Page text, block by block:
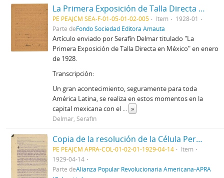
La Primera Exposición de Talla Directa en México por Serafín Delmar, 1928
PE PEAJCM SEA-F-01-05-01-02-005 Item
1928-01
Parte deFondo Sociedad Editora Amauta
Artículo enviado por Serafín Delmar titulado "La
Primera Exposición de Talla Directa en México" en enero
de 1928.
Transcripción:
Un gran acontecimiento, seguramente para toda
América Latina, se realiza en estos momentos en la
capital mexicana con el ... »
Delmar, Serafín
Copia de la resolución de la Célula Peruana del APRA en Buenos Aires, 14/4/1929
PE PEAJCM APRA-COL-01-02-01-1929-04-14
Item
1929-04-14
Parte deAlianza Popular Revolucionaria Americana-APRA